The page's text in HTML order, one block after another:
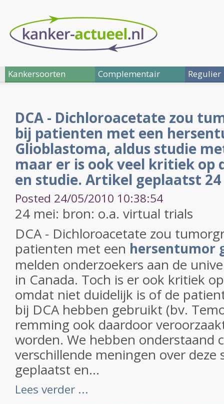
Kankersoorten Complementair Regulier
DCA - Dichloroacetate zou
bij patienten met een
Glioblastoma, aldus studie
maar er is ook veel kritiek op
en studie. Artikel geplaatst 24
Posted 24/05/2010 10:38:54
24 mei: bron: o.a. virtual trials
DCA - Dichloroacetate zou
patienten met een hersentumor
melden onderzoekers aan de
in Canada. Toch is er ook kritiek
omdat niet duidelijk is of de
bij DCA hebben gebruikt (bv.
remming ook daardoor
worden. We hebben onderstaand
verschillende meningen over deze
geplaatst en...
Lees verder ...